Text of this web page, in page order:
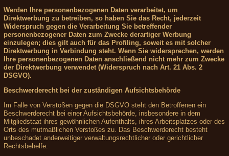
Werden Ihre personenbezogenen Daten verarbeitet, um
Direktwerbung zu betreiben, so haben Sie das Recht, jederzeit
Widerspruch gegen die Verarbeitung Sie betreffender
personenbezogener Daten zum Zwecke derartiger Werbung
einzulegen; dies gilt auch für das Profiling, soweit es mit solcher
Direktwerbung in Verbindung steht. Wenn Sie widersprechen, werden
Ihre personenbezogenen Daten anschließend nicht mehr zum Zwecke
der Direktwerbung verwendet (Widerspruch nach Art. 21 Abs. 2
DSGVO).
Beschwerderecht bei der zuständigen Aufsichtsbehörde
Im Falle von Verstößen gegen die DSGVO steht den Betroffenen ein
Beschwerderecht bei einer Aufsichtsbehörde, insbesondere in dem
Mitgliedstaat ihres gewöhnlichen Aufenthalts, ihres Arbeitsplatzes oder des
Orts des mutmaßlichen Verstoßes zu. Das Beschwerderecht besteht
unbeschadet anderweitiger verwaltungsrechtlicher oder gerichtlicher
Rechtsbehelfe.